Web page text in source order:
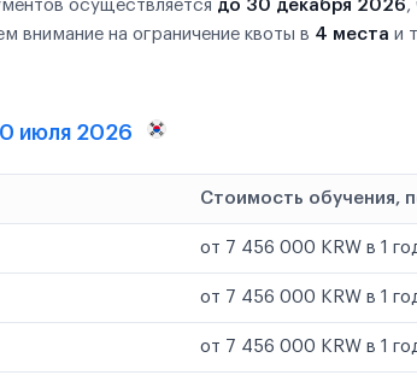
осуществляется до 30 декабря 2026,
внимание на ограничение квоты в 4 места и
июля 2026
Стоимость обучения,
от 7 456 000 KRW в 1
от 7 456 000 KRW в 1
от 7 456 000 KRW в 1